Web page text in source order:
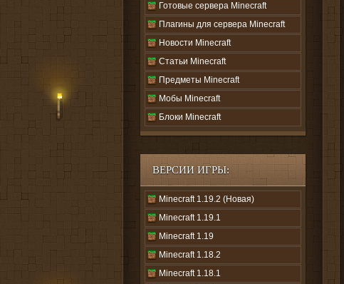
Готовые сервера Minecraft
Плагины для сервера Minecraft
Новости Minecraft
Статьи Minecraft
Предметы Minecraft
Мобы Minecraft
Блоки Minecraft
ВЕРСИИ ИГРЫ:
Minecraft 1.19.2 (Новая)
Minecraft 1.19.1
Minecraft 1.19
Minecraft 1.18.2
Minecraft 1.18.1